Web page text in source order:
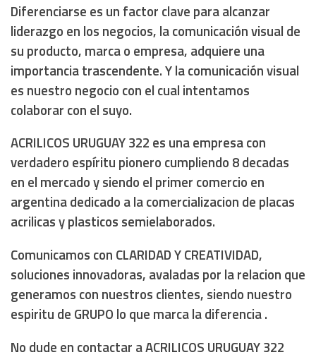
Diferenciarse es un factor clave para alcanzar
liderazgo en los negocios, la comunicación visual de
su producto, marca o empresa, adquiere una
importancia trascendente. Y la comunicación visual
es nuestro negocio con el cual intentamos
colaborar con el suyo.
ACRILICOS URUGUAY 322 es una empresa con
verdadero espíritu pionero cumpliendo 8 decadas
en el mercado y siendo el primer comercio en
argentina dedicado a la comercializacion de placas
acrilicas y plasticos semielaborados.
Comunicamos con CLARIDAD Y CREATIVIDAD,
soluciones innovadoras, avaladas por la relacion que
generamos con nuestros clientes, siendo nuestro
espiritu de GRUPO lo que marca la diferencia .
No dude en contactar a ACRILICOS URUGUAY 322